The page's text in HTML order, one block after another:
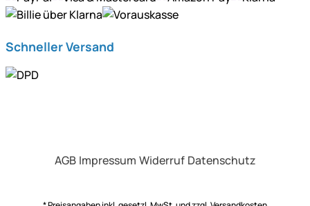
Schneller Versand
AGB Impressum Widerruf Datenschutz